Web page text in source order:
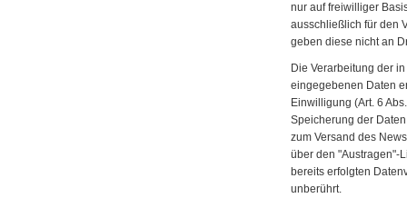
nur auf freiwilliger
ausschließlich für den
geben diese nicht an
Die Verarbeitung der
eingegebenen Daten
Einwilligung (Art. 6
Speicherung der
zum Versand des
über den "Austragen"-
bereits erfolgten
unberührt.